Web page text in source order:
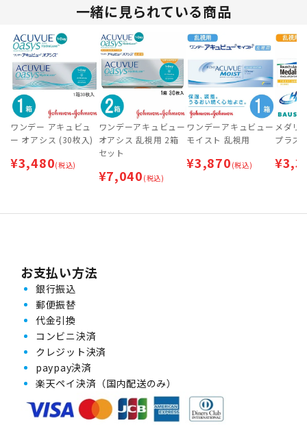
一緒に見られている商品
ワンデー アキュビュ
ー オアシス (30枚入)
¥3,480(税込)
ワンデーアキュビュー
オアシス 乱視用 2箱
セット
¥7,040 (税込)
ワンデーアキュビュー
モイスト 乱視用
¥3,870 (税込)
メダリ
プラス
¥
お支払い方法
銀行振込
郵便振替
代金引換
コンビニ決済
クレジット決済
paypay決済
楽天ペイ決済（国内配送のみ）